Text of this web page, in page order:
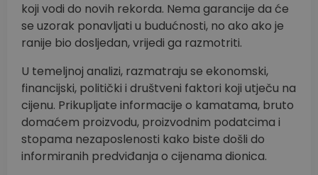
koji vodi do novih rekorda. Nema garancije da će
se uzorak ponavljati u budućnosti, no ako ako je
ranije bio dosljedan, vrijedi ga razmotriti.
U temeljnoj analizi, razmatraju se ekonomski,
financijski, politički i društveni faktori koji utječu na
cijenu. Prikupljate informacije o kamatama, bruto
domaćem proizvodu, proizvodnim podatcima i
stopama nezaposlenosti kako biste došli do
informiranih predviđanja o cijenama dionica.